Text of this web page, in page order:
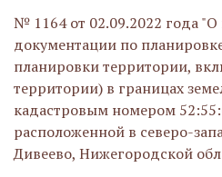
№ 1164 от 02.09.2022 года "О
документации по
планировки территории,
территории) в границах
кадастровым номером
расположенной в северо-
Дивеево, Нижегородской